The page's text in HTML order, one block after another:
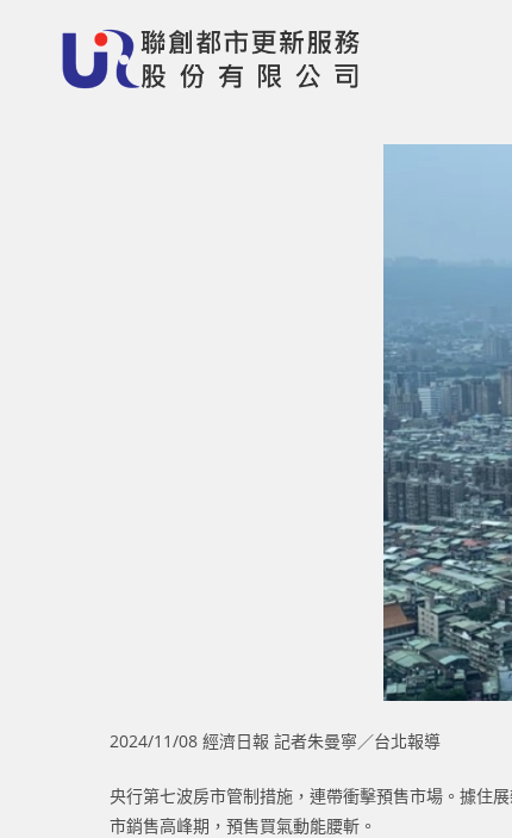
2024/11/08 經濟日報 記者朱曼寧／台北報導
央行第七波房市管制措施，連帶衝擊預售市場。據住
市銷售高峰期，預售買氣動能腰斬。